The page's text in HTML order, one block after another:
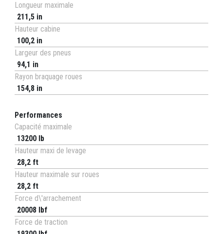
Longueur maximale
211,5 in
Hauteur cabine
100,2 in
Largeur des pneus
94,1 in
Rayon braquage roues
154,8 in
Performances
Capacité maximale
13200 lb
Hauteur maxi de levage
28,2 ft
Hauteur maximale sur roues
28,2 ft
Force d\'arrachement
20008 lbf
Force de traction